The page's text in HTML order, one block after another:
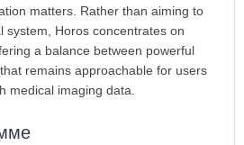
matters. Rather than aiming to
system, Horos concentrates on
a balance between powerful
remains approachable for users
medical imaging data.